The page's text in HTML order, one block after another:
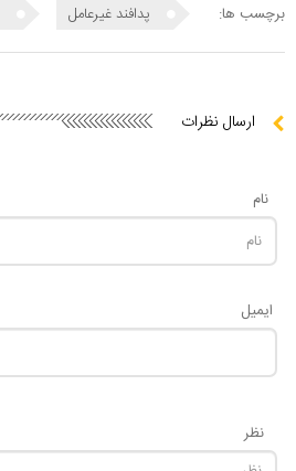
برچسب ها: پدافند غیرعامل
ارسال نظرات
نام
ایمیل
نظر